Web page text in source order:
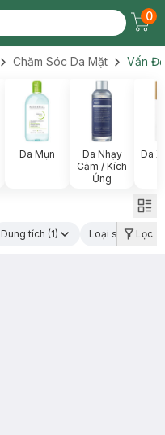
0
Chăm Sóc Da Mặt Vấn
Da Mụn
Da Nhạy
Cảm / Kích
Ứng
Da
Dung tích (1) Loại sản phẩm
Lọc